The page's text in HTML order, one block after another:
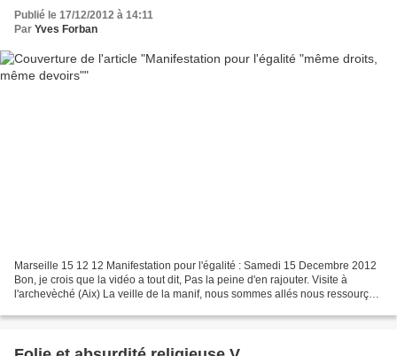
Publié le 17/12/2012 à 14:11
Par Yves Forban
Marseille 15 12 12 Manifestation pour l'égalité : Samedi 15 Decembre 2012
Bon, je crois que la vidéo a tout dit, Pas la peine d'en rajouter. Visite à
l'archevèché (Aix) La veille de la manif, nous sommes allés nous ressourçer